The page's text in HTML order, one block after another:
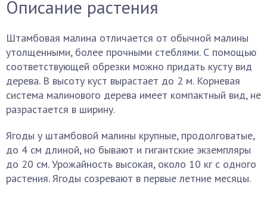
Описание растения
Штамбовая малина отличается от обычной малины
утолщенными, более прочными стеблями. С помощью
соответствующей обрезки можно придать кусту вид
дерева. В высоту куст вырастает до 2 м. Корневая
система малинового дерева имеет компактный вид, не
разрастается в ширину.
Ягоды у штамбовой малины крупные, продолговатые,
до 4 см длиной, но бывают и гигантские экземпляры
до 20 см. Урожайность высокая, около 10 кг с одного
растения. Ягоды созревают в первые летние месяцы.